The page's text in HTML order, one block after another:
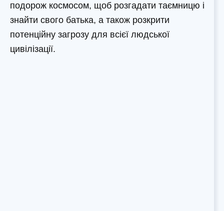
подорож космосом, щоб розгадати таємницю і
знайти свого батька, а також розкрити
потенційну загрозу для всієї людської
цивілізації.